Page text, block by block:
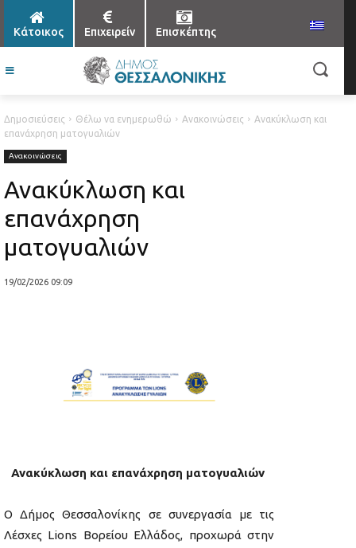
Κάτοικος Επιχειρείν Επισκέπτης
Δημοσιεύσεις Θέλω να ενημερωθώ Ανακοινώσεις
Ανακύκλωση και
επανάχρηση ματογυαλιών
Ανακοινώσεις
Ανακύκλωση και
επανάχρηση
ματογυαλιών
19/02/2026 09:09
Ανακύκλωση και επανάχρηση ματογυαλιών
Ο Δήμος Θεσσαλονίκης σε συνεργασία με τις
Λέσχες Lions Βορείου Ελλάδος, προχωρά στην